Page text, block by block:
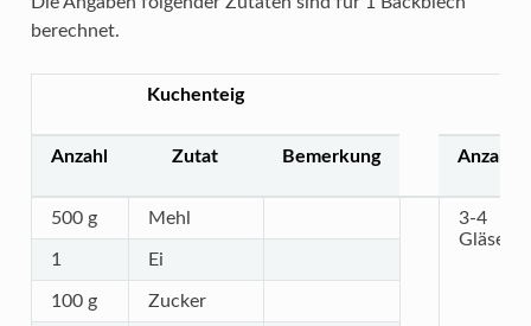
berechnet.
Kuchenteig
Anzahl Zutat Bemerkung Anzahl
500 g Mehl
3-4
Gläser
1
Ei
100 g Zucker